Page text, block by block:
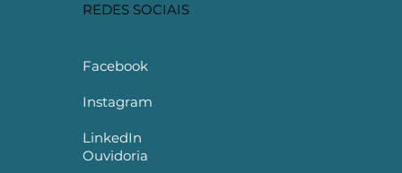
REDES SOCIAIS
Facebook
Instagram
LinkedIn
Ouvidoria